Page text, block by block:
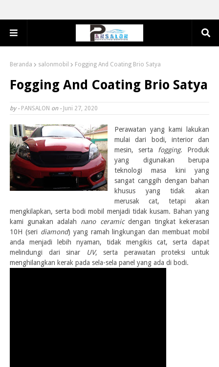
Beranda salonmobil Fogging And Coating Brio Satya
Fogging And Coating Brio Satya
by - PANSALON on - Juni 27, 2020
Perawatan yang kami lakukan
mulai dari bodi, interior dan
mesin, serta
fogging. Produk
yang digunakan berupa
teknologi masa kini yang
sangat canggih dengan bahan
khusus yang tidak akan
merusak cat, tetapi akan
mengkilapkan, serta bodi mobil menjadi tidak kusam. Bahan yang
kami gunakan adalah nano ceramicdengan tingkat kekerasan
10H (seri diamond) yang ramah lingkungan dan membuat mobil
anda menjadi lebih nyaman, tidak mengikis cat, serta dapat
melindungi dari sinar
UV, serta perawatan proteksi untuk
menghilangkan kerak pada sela-sela panel yang ada di bodi.